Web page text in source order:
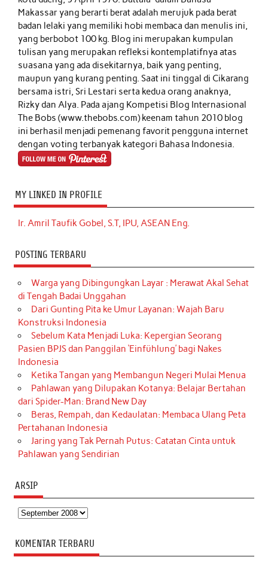
Makassar yang berarti berat adalah merujuk pada berat
badan lelaki yang memiliki hobi membaca dan menulis ini,
yang berbobot 100 kg. Blog ini merupakan kumpulan
tulisan yang merupakan refleksi kontemplatifnya atas
suasana yang ada disekitarnya, baik yang penting,
maupun yang kurang penting. Saat ini tinggal di Cikarang
bersama istri, Sri Lestari serta kedua orang anaknya,
Rizky dan Alya. Pada ajang Kompetisi Blog Internasional
The Bobs (www.thebobs.com) keenam tahun 2010 blog
ini berhasil menjadi pemenang favorit pengguna internet
dengan voting terbanyak kategori Bahasa Indonesia.
MY LINKED IN PROFILE
Ir. Amril Taufik Gobel, S.T, IPU, ASEAN Eng.
POSTING TERBARU
Warga yang Dibingungkan Layar : Merawat Akal Sehat
di Tengah Badai Unggahan
Dari Gunting Pita ke Umur Layanan: Wajah Baru
Konstruksi Indonesia
Sebelum Kata Menjadi Luka: Kepergian Seorang
Pasien BPJS dan Panggilan ‘Einfühlung’ bagi Nakes
Indonesia
Ketika Tangan yang Membangun Negeri Mulai Menua
Pahlawan yang Dilupakan Kotanya: Belajar Bertahan
dari Spider-Man: Brand New Day
Beras, Rempah, dan Kedaulatan: Membaca Ulang Peta
Pertahanan Indonesia
Jaring yang Tak Pernah Putus: Catatan Cinta untuk
Pahlawan yang Sendirian
ARSIP
Arsip
KOMENTAR TERBARU